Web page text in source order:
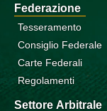
Federazione
Tesseramento
Consiglio Federale
Carte Federali
Regolamenti
Settore Arbitrale